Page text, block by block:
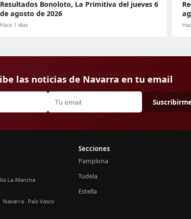
Resultados Bonoloto, La Primitiva del jueves 6
de agosto de 2026
Hace 1 días
las noticias de Navarra en tu email
La-Mancha
Navarra País Vasco
Secciones
Pamplona
Tudela
Estella